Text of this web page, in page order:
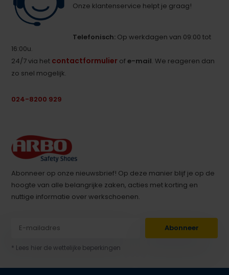
Onze klantenservice helpt je graag!
Telefonisch: Op werkdagen van 09:00 tot
16:00u.
24/7 via het contactformulier ofe-mail. We reageren dan
zo snel mogelijk.
024-8200 929
Abonneer op onze nieuwsbrief! Op deze manier blijf je op de
hoogte van alle belangrijke zaken, acties met korting en
nuttige informatie over werkschoenen.
Abonneer
* Lees hier de wettelijke beperkingen